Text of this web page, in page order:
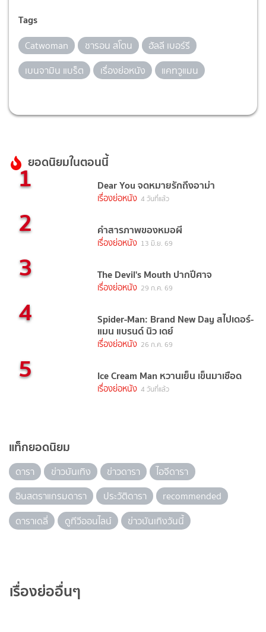
Tags
Catwoman ชารอน สโตน
ฮัลลี เบอร์รี
เบนจามิน แบร็ต
เรื่องย่อหนัง แคทวูแมน
ยอดนิยมในตอนนี้
1 Dear You จดหมายรักถึงอาม่า
เรื่องย่อหนัง 4 วันที่แล้ว
2 คำสารภาพของหมอผี
เรื่องย่อหนัง 13 มิ.ย. 69
3 The Devil's Mouth ปากปีศาจ
เรื่องย่อหนัง 29 ก.ค. 69
4 Spider-Man: Brand New Day สไปเดอร์-
แมน แบรนด์ นิว เดย์
เรื่องย่อหนัง 26 ก.ค. 69
5 Ice Cream Man หวานเย็น เข็นมาเชือด
เรื่องย่อหนัง 4 วันที่แล้ว
แท็กยอดนิยม
ดารา ข่าวบันเทิง ข่าวดารา
ไอจีดารา
อินสตราแกรมดารา
ประวัติดารา
recommended
ดาราเดลี่
ดูทีวีออนไลน์ ข่าวบันเทิงวันนี้
เรื่องย่ออื่นๆ